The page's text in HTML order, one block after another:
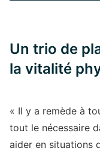
Un trio de
la vitalité
« Il y a remède à
tout le nécessaire
aider en situations